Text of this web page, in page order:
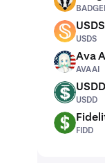
USDS USDS
USDS
AVAAI Ava
AVAAI
USDD USDD
USDD
FIDD
FIDD